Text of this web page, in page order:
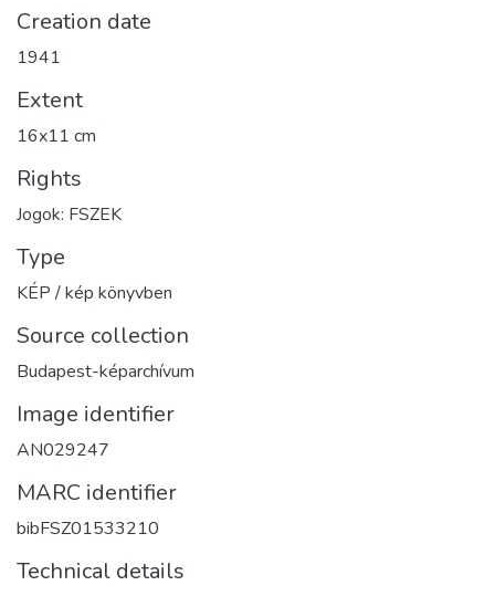
Creation date
1941
Extent
16x11 cm
Rights
Jogok: FSZEK
Type
KÉP / kép könyvben
Source collection
Budapest-képarchívum
Image identifier
AN029247
MARC identifier
bibFSZ01533210
Technical details